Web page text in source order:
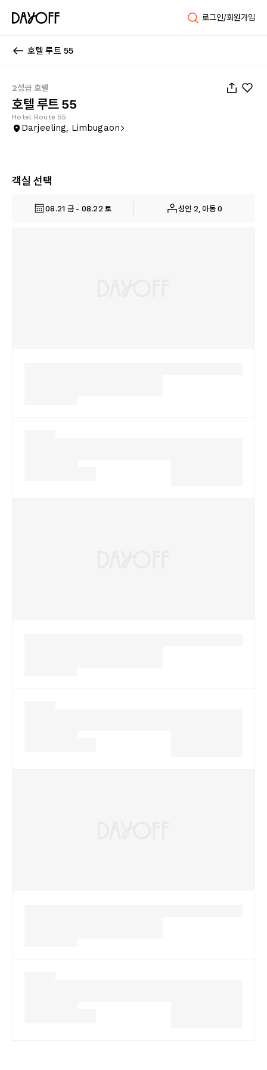
로그인/회원가입
호텔 루트 55
2성급 호텔
호텔 루트 55
Hotel Route 55
Darjeeling, Limbugaon
객실 선택
08.21 금 - 08.22 토 성인 2, 아동 0